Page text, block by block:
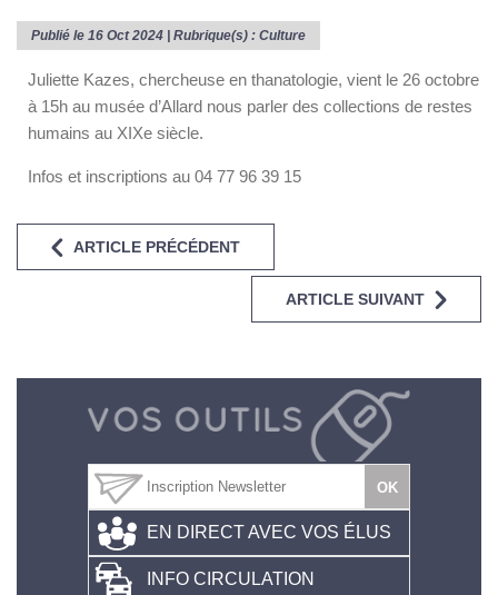
Publié le 16 Oct 2024 | Rubrique(s) : Culture
Juliette Kazes, chercheuse en thanatologie, vient le 26 octobre
à 15h au musée d’Allard nous parler des collections de restes
humains au XIXe siècle.
Infos et inscriptions au 04 77 96 39 15
ARTICLE PRÉCÉDENT
ARTICLE SUIVANT
EN DIRECT AVEC VOS ÉLUS
INFO CIRCULATION